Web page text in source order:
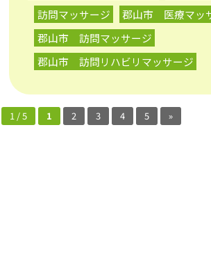
訪問マッサージ
郡山市 医療マッ
郡山市 訪問マッサージ
郡山市 訪問リハビリマッサージ
1 / 5 1 2 3 4 5 »